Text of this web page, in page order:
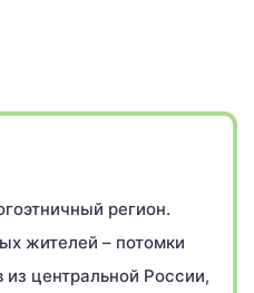
регион.
жителей – потомки
центральной России,